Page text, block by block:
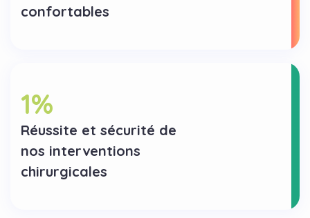
confortables
1%
Réussite et sécurité de
nos interventions
chirurgicales